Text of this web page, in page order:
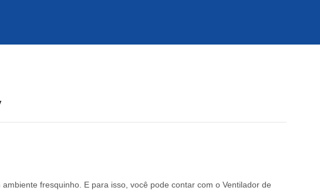
fresquinho. E para isso, você pode contar com o Ventilador de